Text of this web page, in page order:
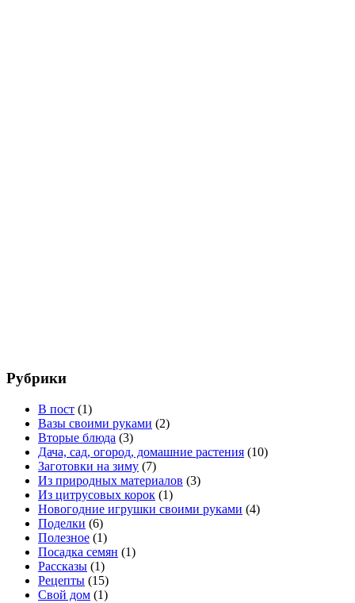
Рубрики
В пост (1)
Вазы своими руками (2)
Вторые блюда (3)
Дача, сад, огород, домашние растения (10)
Заготовки на зиму (7)
Из природных материалов (3)
Из цитрусовых корок (1)
Новогодние игрушки своими руками (4)
Поделки (6)
Полезное (1)
Посадка семян (1)
Рассказы (1)
Рецепты (15)
Свой дом (1)